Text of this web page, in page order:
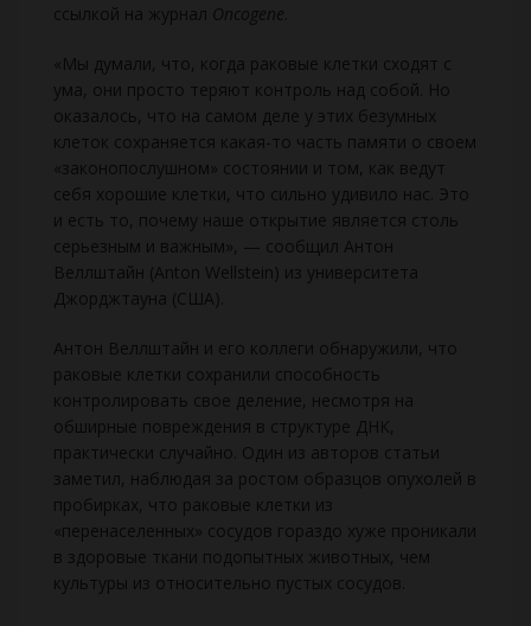
ссылкой на журнал Oncogene
«Мы думали, что, когда раковые клетки сходят с
ума, они просто теряют контроль над собой. Но
оказалось, что на самом деле у этих безумных
клеток сохраняется какая-то часть памяти о своем
«законопослушном» состоянии и том, как ведут
себя хорошие клетки, что сильно удивило нас. Это
и есть то, почему наше открытие является столь
серьезным и важным», — сообщил Антон
Веллштайн (Anton Wellstein) из университета
Джорджтауна (США).
Антон Веллштайн и его коллеги обнаружили, что
раковые клетки сохранили способность
контролировать свое деление, несмотря на
обширные повреждения в структуре ДНК,
практически случайно. Один из авторов статьи
заметил, наблюдая за ростом образцов опухолей в
пробирках, что раковые клетки из
«перенаселенных» сосудов гораздо хуже проникали
в здоровые ткани подопытных животных, чем
культуры из относительно пустых сосудов.